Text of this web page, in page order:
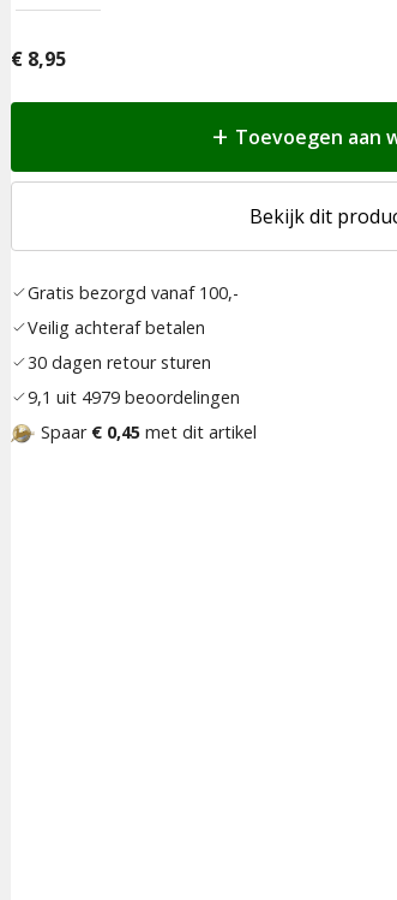
€ 8,95
Toevoegen aan
Bekijk dit
Gratis bezorgd vanaf 100,-
Veilig achteraf betalen
30 dagen retour sturen
9,1 uit 4979 beoordelingen
Spaar € 0,45 met dit artikel